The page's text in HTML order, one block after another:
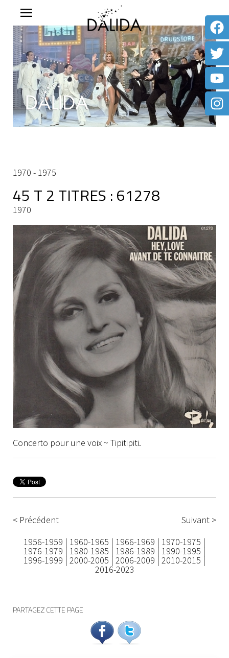
1970 - 1975
45 T 2 TITRES : 61278
1970
Concerto pour une voix ~ Tipitipiti.
< Précédent
Suivant >
1956-1959 | 1960-1965 | 1966-1969 | 1970-1975 |
1976-1979 1980-1985 1986-1989 1990-1995
1996-1999 2000-2005 2006-2009 2010-2015
2016-2023
PARTAGEZ CETTE PAGE